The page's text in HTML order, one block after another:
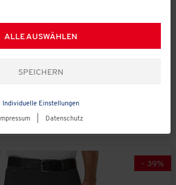
- 39%
ALLE AUSWÄHLEN
Individuelle Einstellungen
Impressum Datenschutz